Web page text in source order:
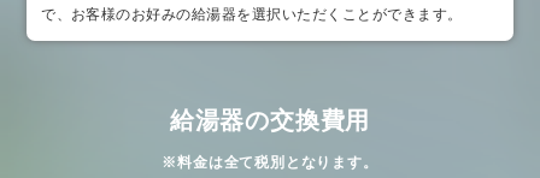
で、お客様のお好みの給湯器を選択いただくことができます。
給湯器の交換費用
※料金は全て税別となります。